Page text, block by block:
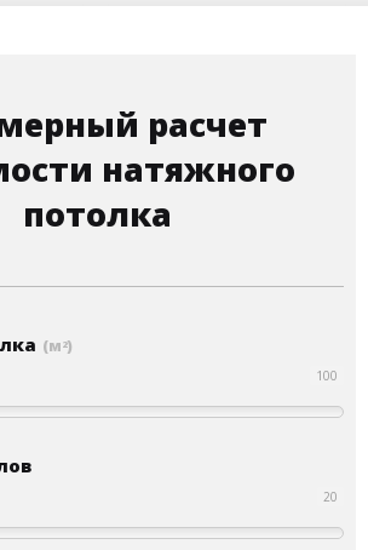
расчет
натяжного
потолка
(м 2)
100
20